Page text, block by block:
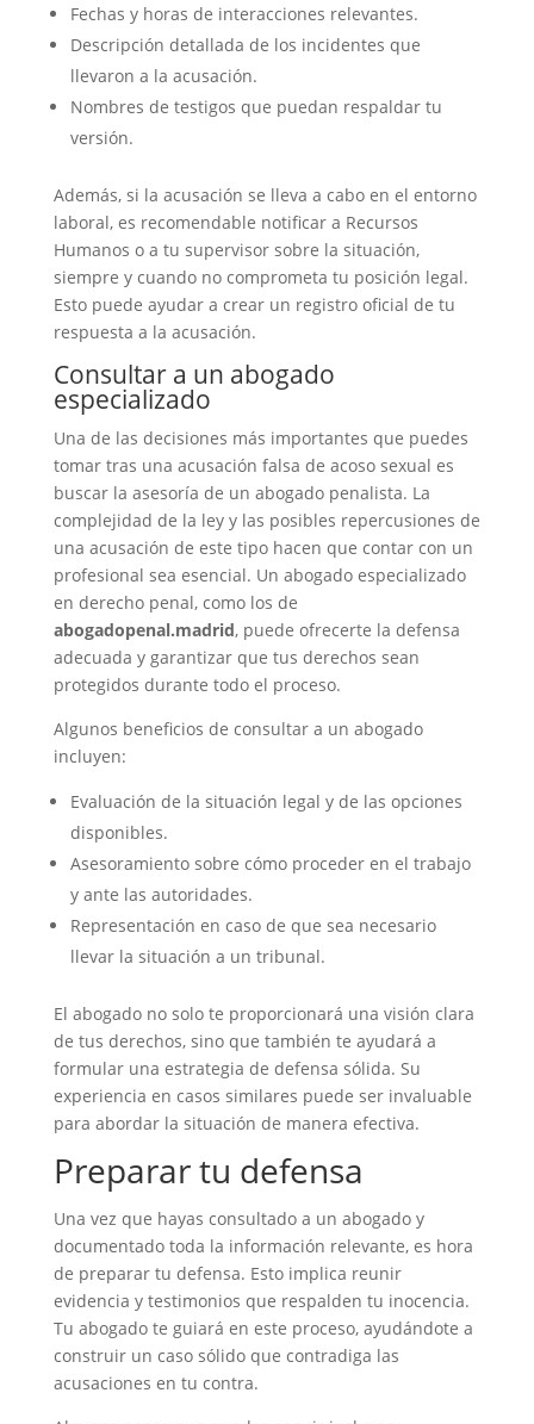
Fechas y horas de interacciones relevantes.
Descripción detallada de los incidentes que
llevaron a la acusación.
Nombres de testigos que puedan respaldar tu
versión.
Además, si la acusación se lleva a cabo en el entorno
laboral, es recomendable notificar a Recursos
Humanos o a tu supervisor sobre la situación,
siempre y cuando no comprometa tu posición legal.
Esto puede ayudar a crear un registro oficial de tu
respuesta a la acusación.
Consultar a un abogado
especializado
Una de las decisiones más importantes que puedes
tomar tras una acusación falsa de acoso sexual es
buscar la asesoría de un abogado penalista. La
complejidad de la ley y las posibles repercusiones de
una acusación de este tipo hacen que contar con un
profesional sea esencial. Un abogado especializado
en derecho penal, como los de
abogadopenal.madrid, puede ofrecerte la defensa
adecuada y garantizar que tus derechos sean
protegidos durante todo el proceso.
Algunos beneficios de consultar a un abogado
incluyen:
Evaluación de la situación legal y de las opciones
disponibles.
Asesoramiento sobre cómo proceder en el trabajo
y ante las autoridades.
Representación en caso de que sea necesario
llevar la situación a un tribunal.
El abogado no solo te proporcionará una visión clara
de tus derechos, sino que también te ayudará a
formular una estrategia de defensa sólida. Su
experiencia en casos similares puede ser invaluable
para abordar la situación de manera efectiva.
Preparar tu defensa
Una vez que hayas consultado a un abogado y
documentado toda la información relevante, es hora
de preparar tu defensa. Esto implica reunir
evidencia y testimonios que respalden tu inocencia.
Tu abogado te guiará en este proceso, ayudándote a
construir un caso sólido que contradiga las
acusaciones en tu contra.